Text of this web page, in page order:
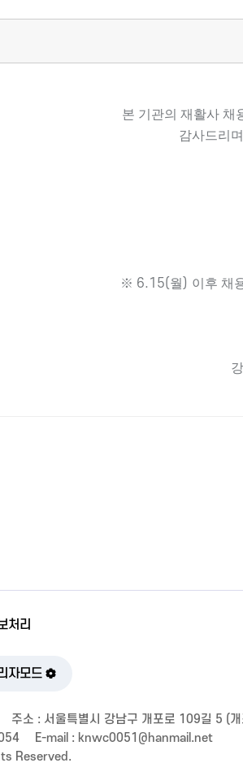
본 기관의 재활사 채
감사드리
※ 6.15(월 ) 이후 채
처리
자모드
주소 : 서울특별시 강남구 개포로 109길 5 (
E-mail : knwc0051@hanmail.net
Reserved.